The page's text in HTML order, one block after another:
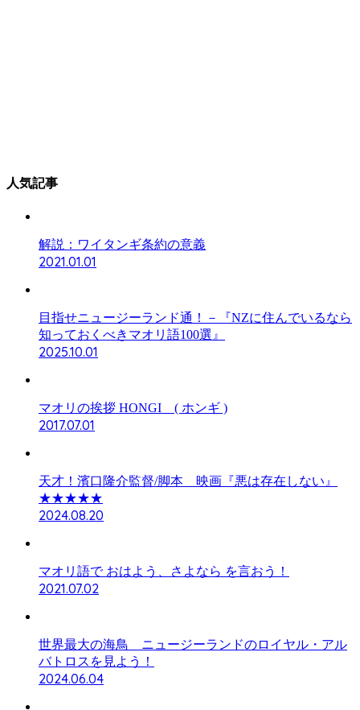
人気記事
解説：ワイタンギ条約の意義
2021.01.01
目指せニュージーランド通！－『NZに住んでいるなら
知っておくべきマオリ語100選』
2025.10.01
マオリの挨拶 HONGI ( ホンギ )
2017.07.01
天才！濱口隆介監督/脚本 映画『悪は存在しない』
★★★★★
2024.08.20
マオリ語で おはよう、さよなら を言おう！
2021.07.02
世界最大の海鳥 ニュージーランドのロイヤル・アル
バトロスを見よう！
2024.06.04